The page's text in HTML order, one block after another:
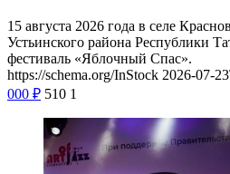
15 августа 2026 года в селе
Устьинского района Республики
фестиваль «Яблочный Спас».
https://schema.org/InStock 2026-07-
000 ₽ 510 1